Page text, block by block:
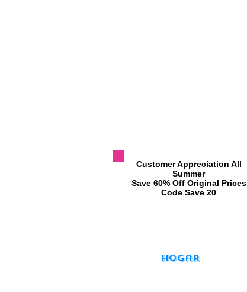
​Customer Appreciation All
Summer
​Save 60% Off Original Prices
​Code Save 20
Hogar